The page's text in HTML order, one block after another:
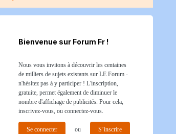
Bienvenue sur Forum Fr !
Nous vous invitons à découvrir les centaines
de milliers de sujets existants sur LE Forum -
n'hésitez pas à y participer ! L'inscription,
gratuite, permet également de diminuer le
nombre d'affichage de publicités. Pour cela,
inscrivez-vous, ou connectez-vous.
Se connecter ou S’inscrire